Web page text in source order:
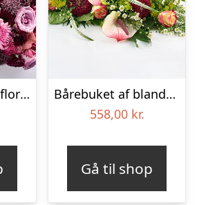
Blomsterhjerte, floristens valg – Blomster til begravelse
Bårebuket af blandede blomster – Blomster til begravelse
558,00 kr.
Gå til shop